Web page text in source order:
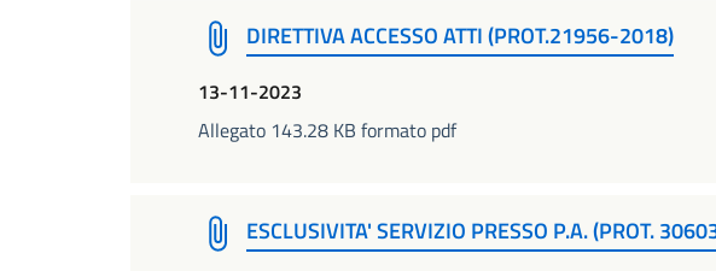
DIRETTIVA ACCESSO ATTI (PROT.21956-2018)
13-11-2023
Allegato 143.28 KB formato pdf
ESCLUSIVITA' SERVIZIO PRESSO P.A. (PROT.